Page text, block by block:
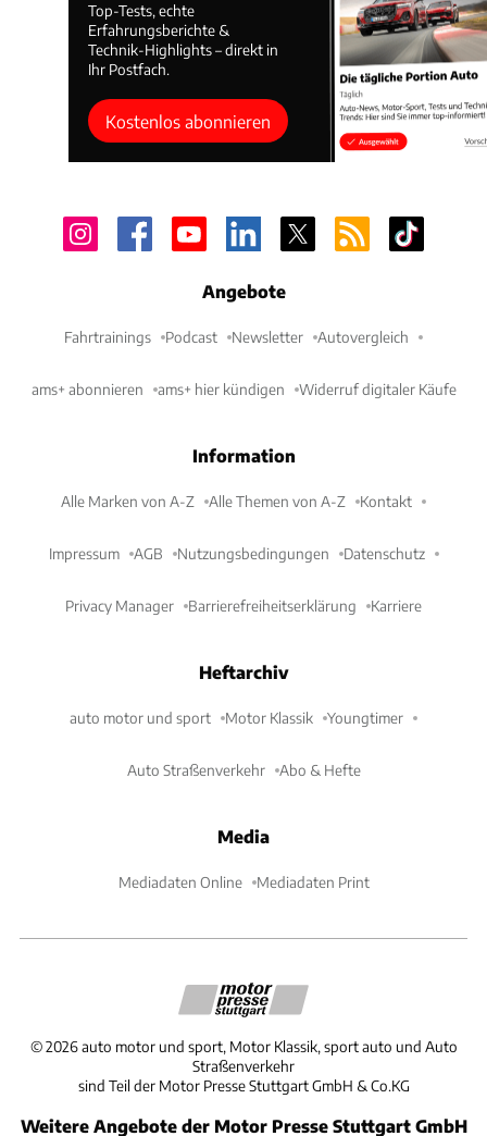
Top-Tests, echte
Erfahrungsberichte &
Technik-Highlights – direkt in
Ihr Postfach.
Kostenlos abonnieren
Angebote
Fahrtrainings Podcast Newsletter Autovergleich
ams+ abonnieren ams+ hier kündigen Widerruf digitaler Käufe
Information
Alle Marken von A-Z Alle Themen von A-Z Kontakt
Impressum AGB Nutzungsbedingungen Datenschutz
Privacy Manager Barrierefreiheitserklärung Karriere
Heftarchiv
auto motor und sport Motor Klassik Youngtimer
Auto Straßenverkehr Abo & Hefte
Media
Mediadaten Online Mediadaten Print
©2026 auto motor und sport, Motor Klassik, sport auto und Auto
Straßenverkehr
sind Teil der Motor Presse Stuttgart GmbH & Co.KG
Weitere Angebote der Motor Presse Stuttgart GmbH